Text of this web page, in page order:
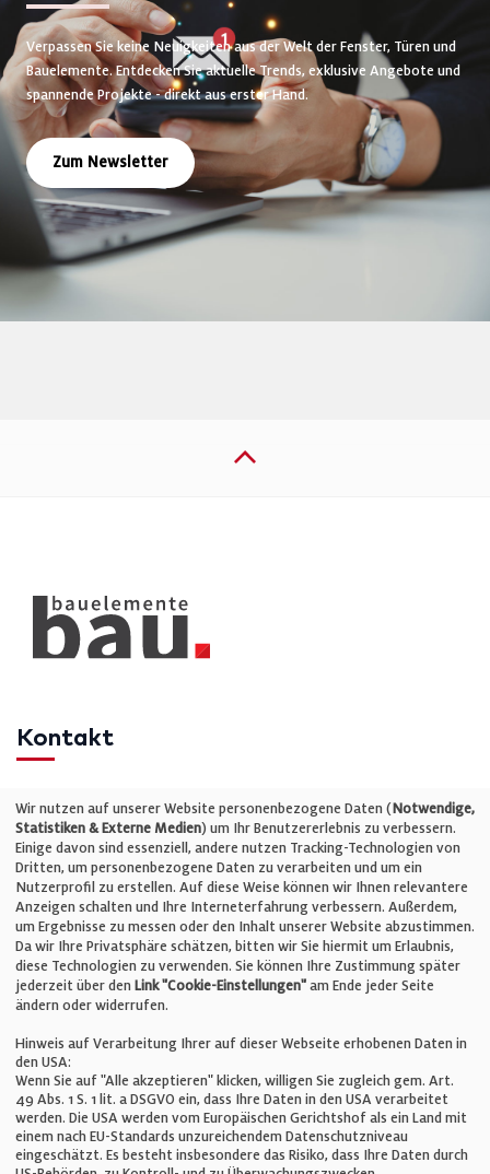
Verpassen Sie keine Neuigkeiten aus der Welt der Fenster, Türen und
Bauelemente. Entdecken Sie aktuelle Trends, exklusive Angebote und
spannende Projekte - direkt aus erster Hand.
Zum Newsletter
Kontakt
Telefon: +49 (0)711 2585563-0
E-Mail:info@bauelemente-bau.eu
Unternehmen
Impressum
Cookie-Einstellungen
AGB
Wir nutzen auf unserer Website personenbezogene Daten (Notwendige,
Statistiken & Externe Medien) um Ihr Benutzererlebnis zu verbessern.
Einige davon sind essenziell, andere nutzen Tracking-Technologien von
Dritten, um personenbezogene Daten zu verarbeiten und um ein
Nutzerprofil zu erstellen. Auf diese Weise können wir Ihnen relevantere
Anzeigen schalten und Ihre Interneterfahrung verbessern. Außerdem,
um Ergebnisse zu messen oder den Inhalt unserer Website abzustimmen.
Da wir Ihre Privatsphäre schätzen, bitten wir Sie hiermit um Erlaubnis,
diese Technologien zu verwenden. Sie können Ihre Zustimmung später
jederzeit über den Link "Cookie-Einstellungen" am Ende jeder Seite
ändern oder widerrufen.
Hinweis auf Verarbeitung Ihrer auf dieser Webseite erhobenen Daten in
den USA:
Wenn Sie auf "Alle akzeptieren" klicken, willigen Sie zugleich gem. Art.
49 Abs. 1 S. 1 lit. a DSGVO ein, dass Ihre Daten in den USA verarbeitet
werden. Die USA werden vom Europäischen Gerichtshof als ein Land mit
einem nach EU-Standards unzureichendem Datenschutzniveau
eingeschätzt. Es besteht insbesondere das Risiko, dass Ihre Daten durch